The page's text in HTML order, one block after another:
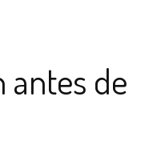
antes de